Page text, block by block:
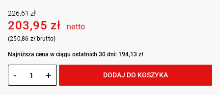
226,61 zł
203,95 zł netto
(250,86 zł brutto)
Najniższa cena w ciągu ostatnich 30 dni: 194,13 zł
- + DODAJ DO KOSZYKA